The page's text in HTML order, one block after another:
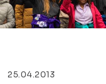
25.04.2013